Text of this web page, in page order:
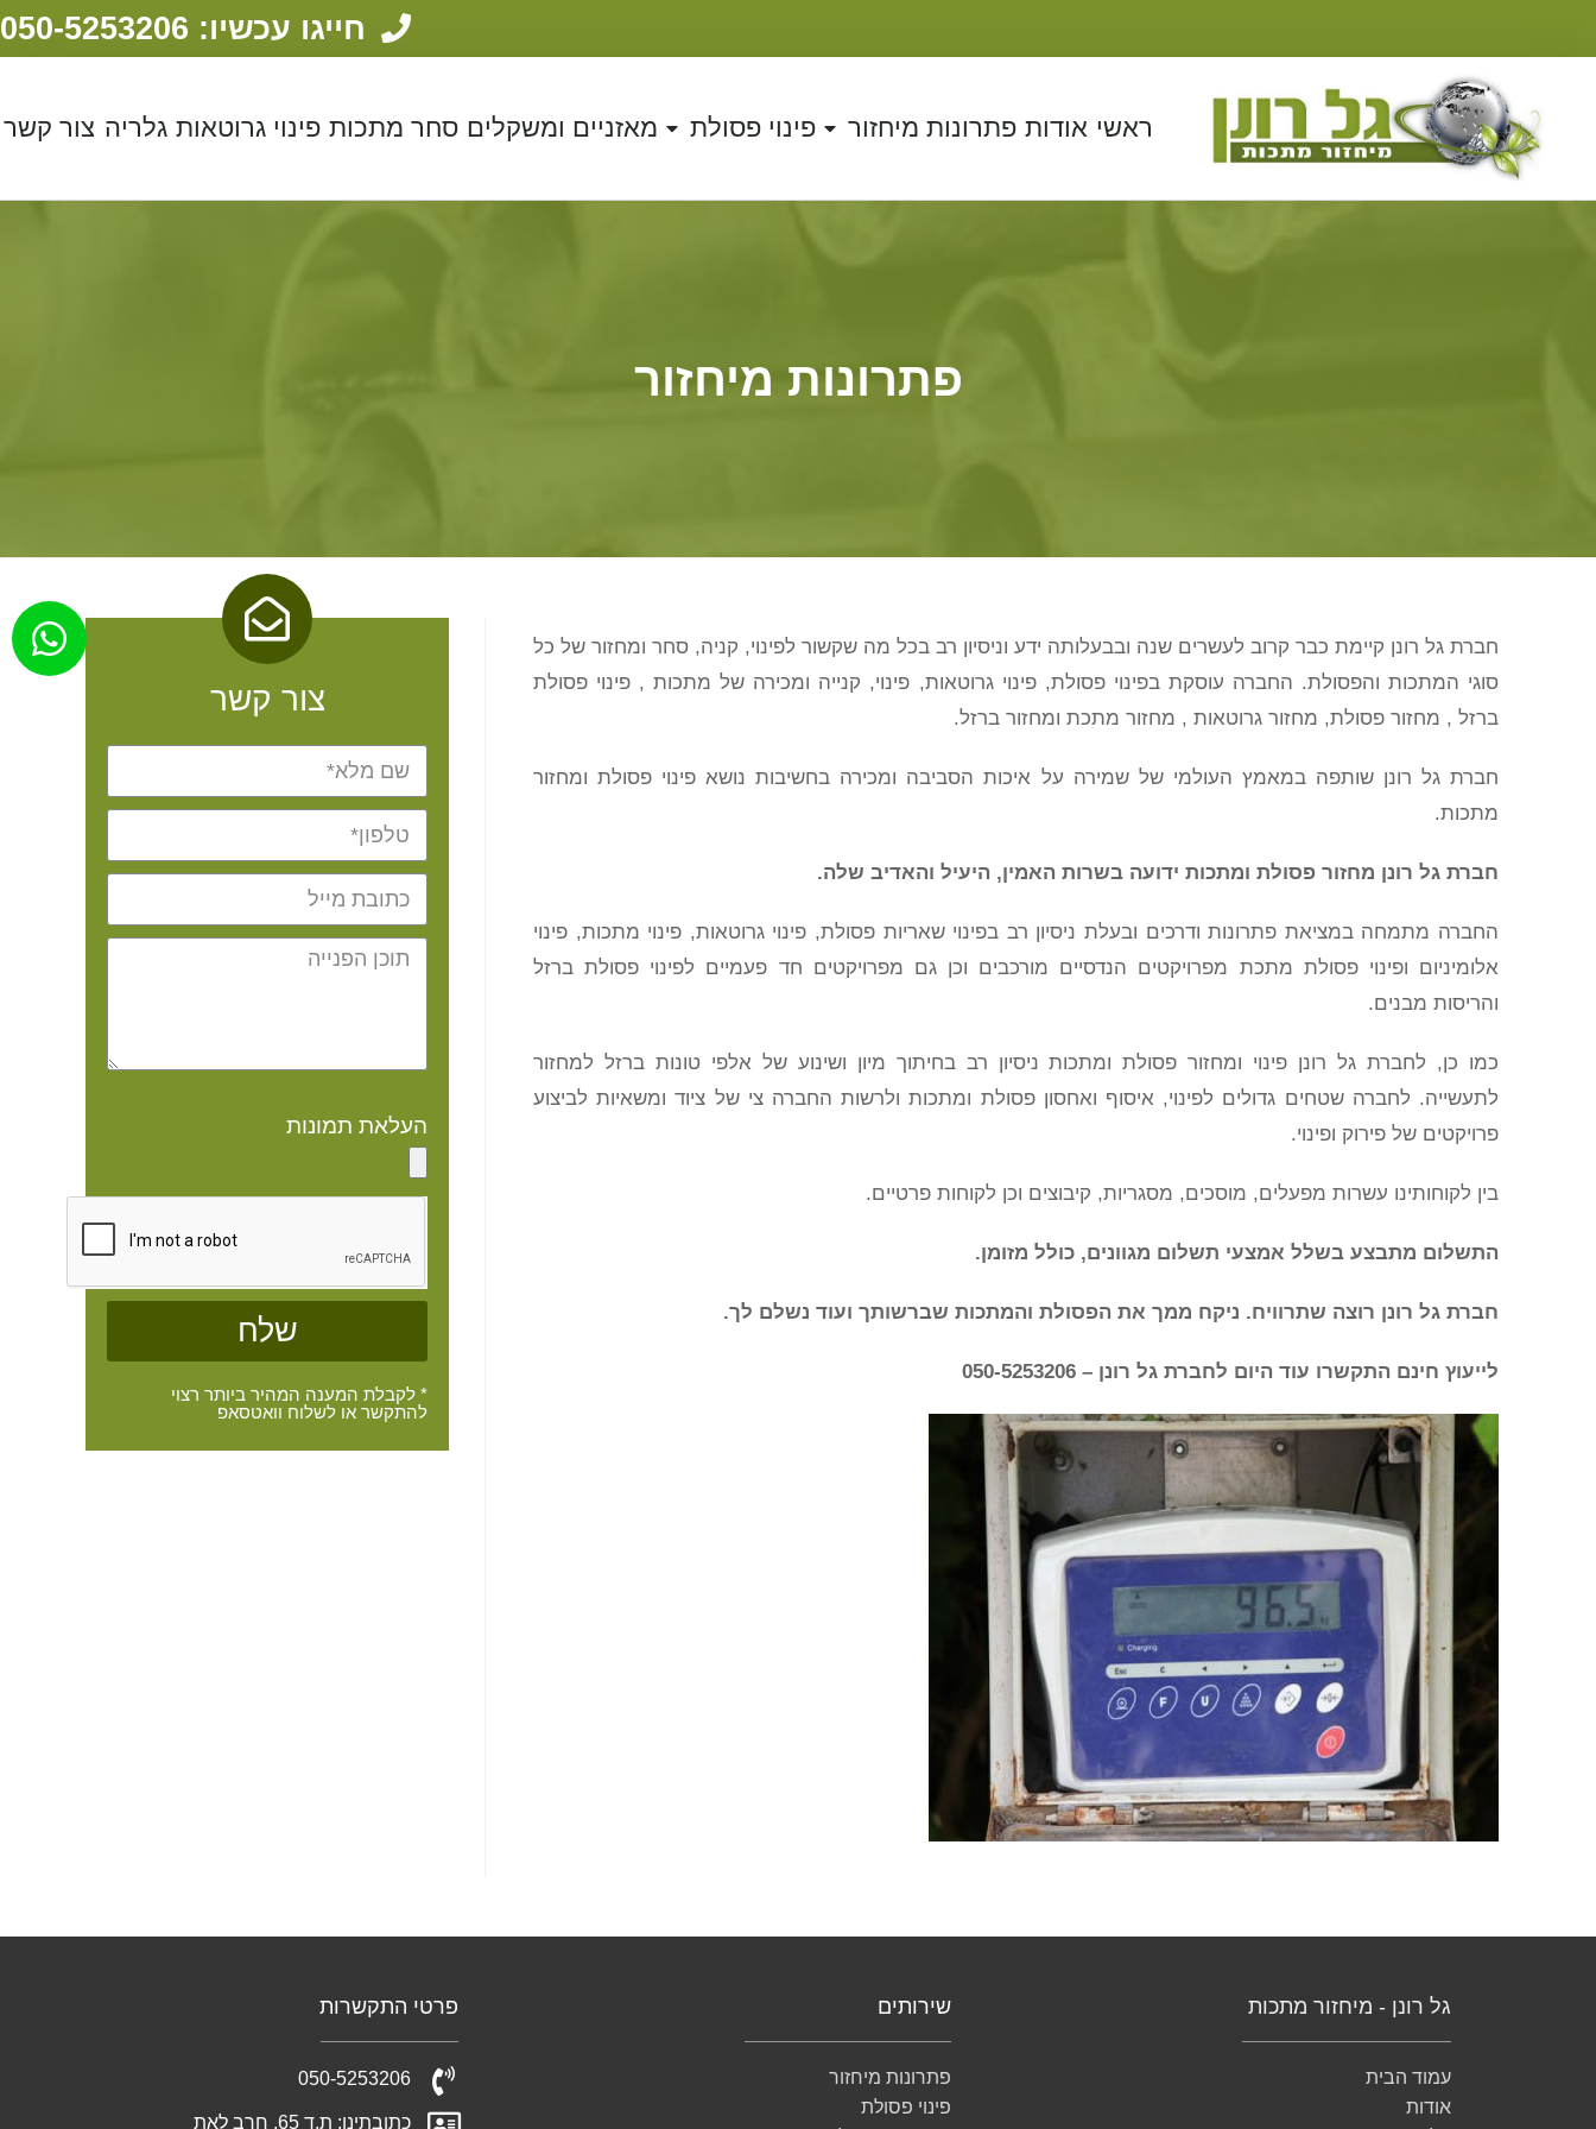
חייגו עכשיו: 050-5253206
ראשי אודות פתרונות מיחזור פינוי פסולת מאזניים ומשקלים סחר מתכות פינוי גרוטאות גלריה צור קשר
פתרונות מיחזור
חברת גל רונן קיימת כבר קרוב לעשרים שנה ובבעלותה ידע וניסיון רב בכל מה שקשור לפינוי, קניה, סחר ומחזור של כל
סוגי המתכות והפסולת. החברה עוסקת בפינוי פסולת, פינוי גרוטאות, פינוי, קנייה ומכירה של מתכות , פינוי פסולת
ברזל , מחזור פסולת, מחזור גרוטאות , מחזור מתכת ומחזור ברזל.
חברת גל רונן שותפה במאמץ העולמי של שמירה על איכות הסביבה ומכירה בחשיבות נושא פינוי פסולת ומחזור
מתכות.
חברת גל רונן מחזור פסולת ומתכות ידועה בשרות האמין, היעיל והאדיב שלה.
החברה מתמחה במציאת פתרונות ודרכים ובעלת ניסיון רב בפינוי שאריות פסולת, פינוי גרוטאות, פינוי מתכות, פינוי
אלומיניום ופינוי פסולת מתכת מפרויקטים הנדסיים מורכבים וכן גם מפרויקטים חד פעמיים לפינוי פסולת ברזל
והריסות מבנים.
כמו כן, לחברת גל רונן פינוי ומחזור פסולת ומתכות ניסיון רב בחיתוך מיון ושינוע של אלפי טונות ברזל למחזור
לתעשייה. לחברה שטחים גדולים לפינוי, איסוף ואחסון פסולת ומתכות ולרשות החברה צי של ציוד ומשאיות לביצוע
פרויקטים של פירוק ופינוי.
בין לקוחותינו עשרות מפעלים, מוסכים, מסגריות, קיבוצים וכן לקוחות פרטיים.
התשלום מתבצע בשלל אמצעי תשלום מגוונים, כולל מזומן.
חברת גל רונן רוצה שתרוויח. ניקח ממך את הפסולת והמתכות שברשותך ועוד נשלם לך.
לייעוץ חינם התקשרו עוד היום לחברת גל רונן – 050-5253206
צור קשר
העלאת תמונות
שלח
* לקבלת המענה המהיר ביותר רצוי
להתקשר או לשלוח וואטסאפ
גל רונן - מיחזור מתכות
עמוד הבית
אודות
שירותים
פתרונות מיחזור
פינוי פסולת
פרטי התקשרות
050-5253206
כתובתינו: ת.ד 65, חרב לאת